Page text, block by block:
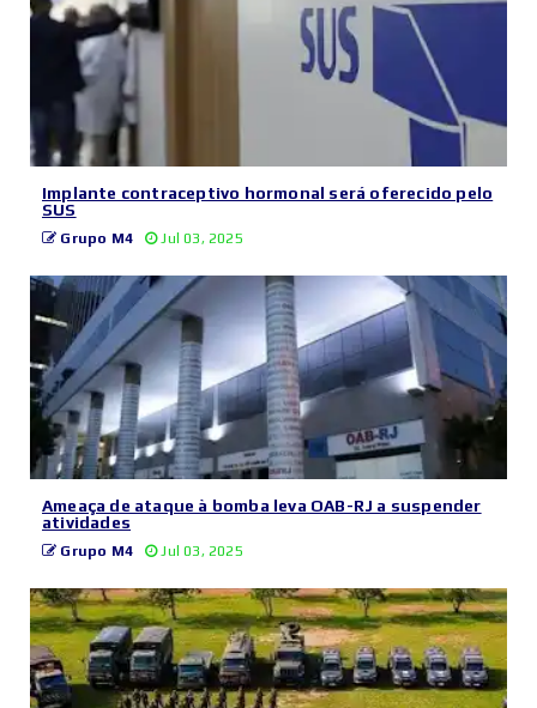
Implante contraceptivo hormonal será oferecido pelo
SUS
Grupo M4 Jul 03, 2025
Ameaça de ataque à bomba leva OAB-RJ a suspender
atividades
Grupo M4 Jul 03, 2025